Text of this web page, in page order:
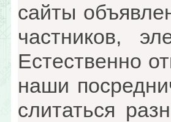
сайты
частников,
Естественно
наши
слитаться